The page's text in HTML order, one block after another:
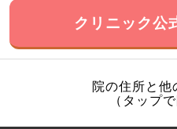
クリニック公
院の住所と
（タップ